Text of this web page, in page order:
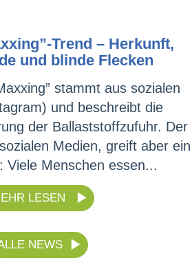
Trend – Herkunft,
und blinde Flecken
stammt aus sozialen
und beschreibt die
der Ballaststoffzufuhr. Der
Medien, greift aber ein
Viele Menschen essen...
LESEN
NEWS